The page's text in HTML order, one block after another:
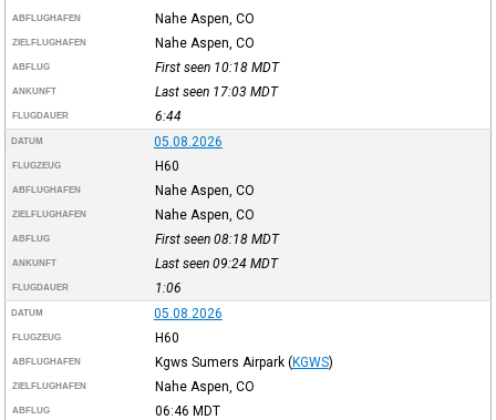
ABFLUGHAFEN Nahe Aspen, CO
ZIELFLUGHAFEN Nahe Aspen, CO
ABFLUG First seen 10:18 MDT
ANKUNFT Last seen 17:03 MDT
FLUGDAUER 6:44
DATUM 05.08.2026
FLUGZEUG H60
ABFLUGHAFEN Nahe Aspen, CO
ZIELFLUGHAFEN Nahe Aspen, CO
ABFLUG First seen 08:18 MDT
ANKUNFT Last seen 09:24 MDT
FLUGDAUER 1:06
DATUM 05.08.2026
FLUGZEUG H60
ABFLUGHAFEN Kgws Sumers Airpark (KGWS)
ZIELFLUGHAFEN Nahe Aspen, CO
ABFLUG 06:46 MDT